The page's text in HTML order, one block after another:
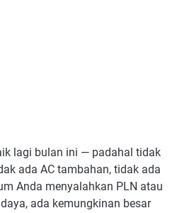
lagi bulan ini — padahal tidak
ada AC tambahan, tidak ada
Anda menyalahkan PLN atau
ada kemungkinan besar